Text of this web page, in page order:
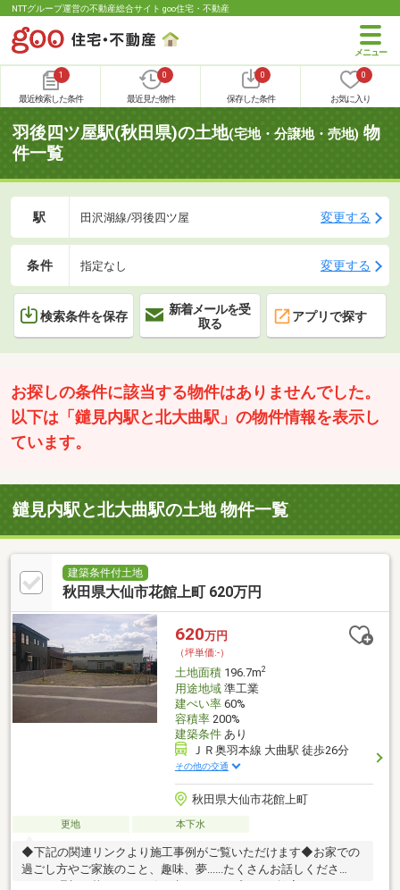
NTTグループ運営の不動産総合サイト goo住宅・不動産
1
最近検索した条件
0
最近見た物件
0
保存した条件
0
お気に入り
羽後四ツ屋駅(秋田県)の土地(宅地・分譲地・売地) 物
件一覧
駅 田沢湖線/羽後四ツ屋 変更する
条件 指定なし 変更する
検索条件を保存
新着メールを受
取る
アプリで探す
お探しの条件に該当する物件はありませんでした。
以下は「鑓見内駅と北大曲駅」の物件情報を表示し
ています。
鑓見内駅と北大曲駅の土地 物件一覧
建築条件付土地
秋田県大仙市花館上町 620万円
620万円
（坪単価:-）
土地面積196.7m2
用途地域準工業
建ぺい率60%
容積率200%
建築条件あり
ＪＲ奥羽本線 大曲駅 徒歩26分
その他の交通
秋田県大仙市花館上町
更地 本下水
◆下記の関連リンクより施工事例がご覧いただけます◆お家での
過ごし方やご家族のこと、趣味、夢......たくさんお話しくださ
い！！理想の暮らしを一緒に考えながらプランの提案をさせてい